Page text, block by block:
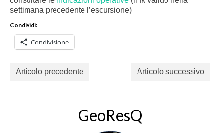
settimana precedente l’escursione)
Condividi:
Condivisione
Articolo precedente Articolo successivo
GeoResQ